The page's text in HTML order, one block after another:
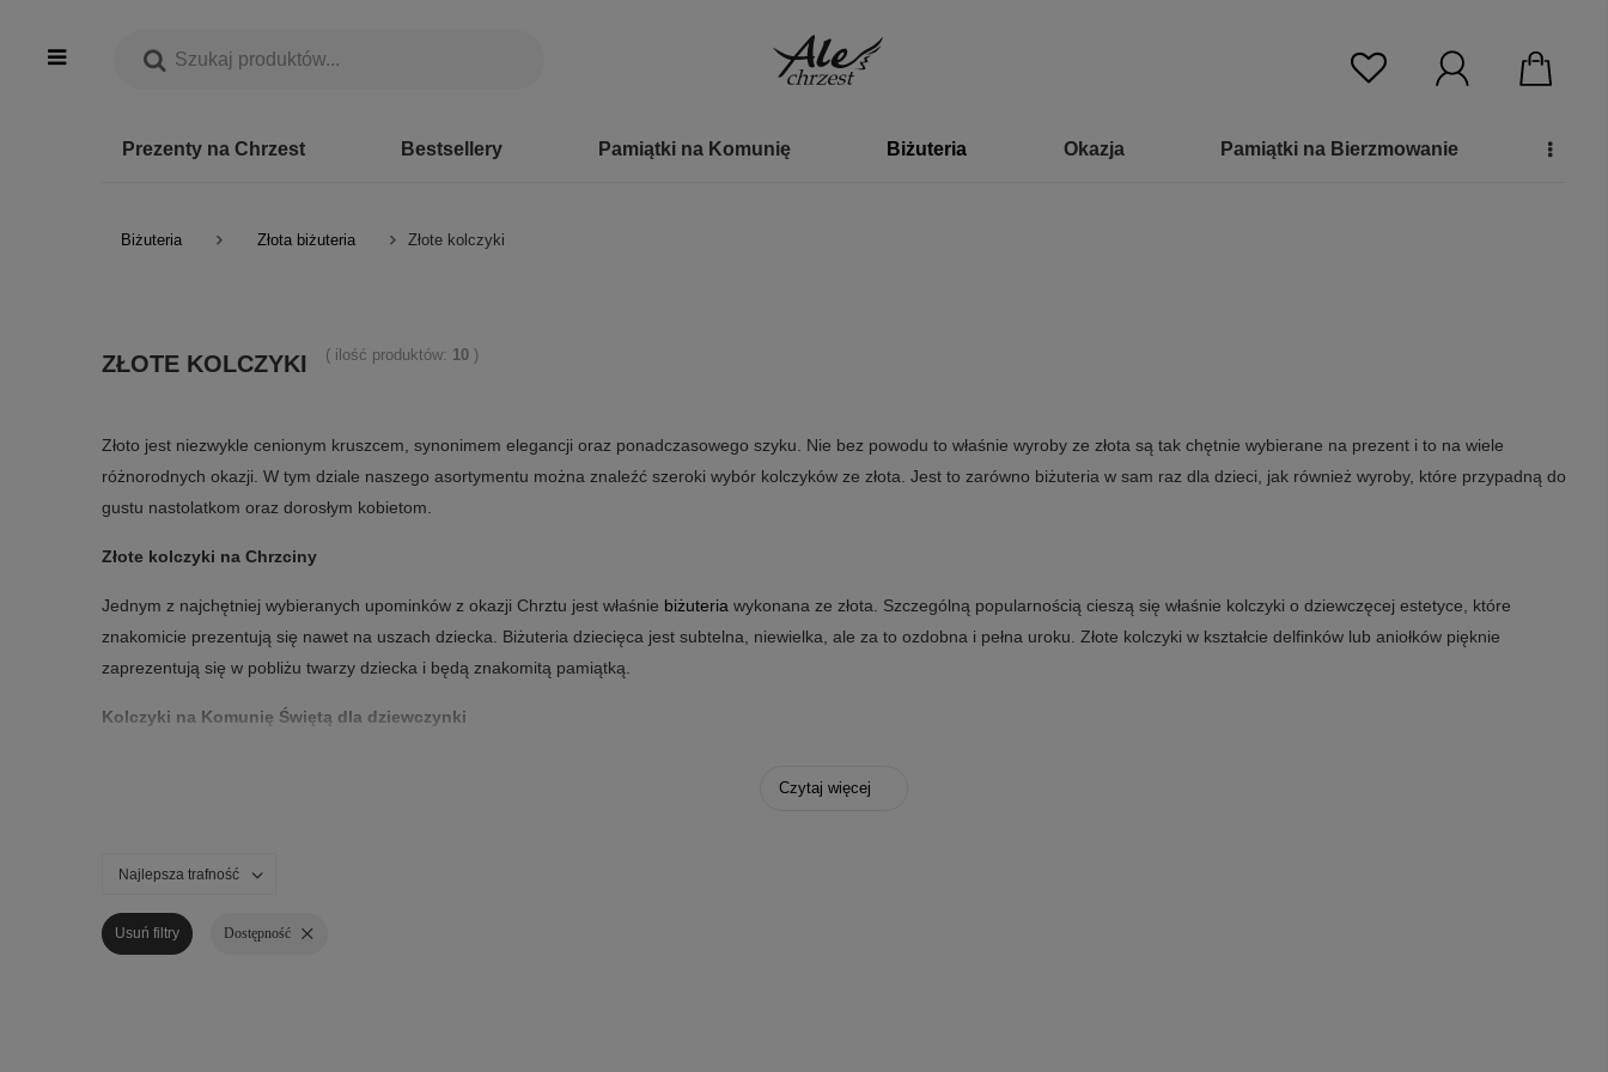
Prezenty na Chrzest Bestsellery Pamiątki na Komunię Biżuteria Okazja Pamiątki na Bierzmowanie
Biżuteria Złota biżuteria Złote kolczyki
ZŁOTE KOLCZYKI ( ilość produktów: 10 )
Złoto jest niezwykle cenionym kruszcem, synonimem elegancji oraz ponadczasowego szyku. Nie bez powodu to właśnie wyroby ze złota są tak chętnie wybierane na prezent i to na wiele
różnorodnych okazji. W tym dziale naszego asortymentu można znaleźć szeroki wybór kolczyków ze złota. Jest to zarówno biżuteria w sam raz dla dzieci, jak również wyroby, które przypadną do
gustu nastolatkom oraz dorosłym kobietom.
Złote kolczyki na Chrzciny
Jednym z najchętniej wybieranych upominków z okazji Chrztu jest właśnie biżuteria wykonana ze złota. Szczególną popularnością cieszą się właśnie kolczyki o dziewczęcej estetyce, które
znakomicie prezentują się nawet na uszach dziecka. Biżuteria dziecięca jest subtelna, niewielka, ale za to ozdobna i pełna uroku. Złote kolczyki w kształcie delfinków lub aniołków pięknie
zaprezentują się w pobliżu twarzy dziecka i będą znakomitą pamiątką.
Kolczyki na Komunię Świętą dla dziewczynki
podarunków. Ciekawym wyborem dla dziewczynki będą kolczyki złote, a szczególnie wówczas, gdy będą to kolczyki koła lub inspirowane estetyką religijną - na przykład w kształcie małych
Kolczyki z dedykacją na prezent
Decydując się na zakup biżuterii na prezent dla bliskiej osoby, zdecydowanie warto wziąć pod uwagę zakup wyrobu, który może zostać spersonalizowany. W cenę przedmiotów z tego działu
naszego asortymentu wliczono pamiątkową dedykację. Jest ona umieszczana na efektownej plakietce, która trafia do pudełeczka z zakupionymi kolczykami. Treść dedykacji jest ustalana
Czytaj więcej
Najlepsza trafność
Usuń filtry Dostępność